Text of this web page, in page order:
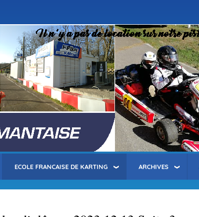
contenu
principal
ECOLE FRANCAISE DE KARTING ARCHIVES